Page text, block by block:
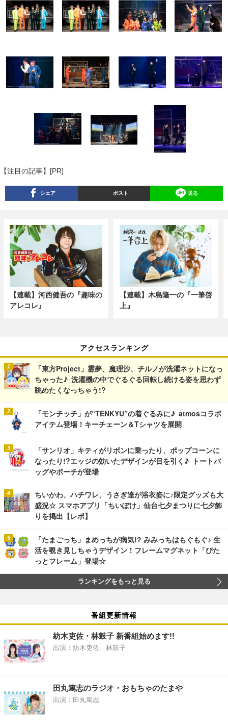
【注目の記事】[PR]
シェア ポスト 送る
【連載】河西健吾の『趣味の
アレコレ』
【連載】木島隆一の『一筆啓
上』
アクセスランキング
「東方Project」霊夢、魔理沙、チルノが洗濯ネットになっ
ちゃった♪ 洗濯機の中でぐるぐる回転し続ける姿を思わず
眺めたくなっちゃう!?
「モンチッチ」が“TENKYU”の着ぐるみに♪ atmosコラボ
アイテム登場！キーチェーン＆Tシャツを展開
「サンリオ」キティがリボンに乗ったり、ポップコーンに
なったり!?エッジの効いたデザインが目を引く♪ トートバ
ッグやポーチが登場
ちいかわ、ハチワレ、うさぎ達が浴衣姿に♪限定グッズも大
盛況☆ スマホアプリ「ちいぽけ」仙台七夕まつりに七夕飾
りを掲出【レポ】
「たまごっち」まめっちが病気!? みみっちはもぐもぐ♪ 生
活を覗き見しちゃうデザイン！フレームマグネット「ぴた
っとフレーム」登場☆
ランキングをもっと見る
番組更新情報
紡木吏佐・林鼓子 新番組始めます!!
出演：紡木吏佐、林鼓子
田丸篤志のラジオ・おもちゃのたまや
出演：田丸篤志